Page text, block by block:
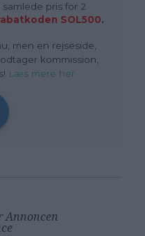
pris for 2
SOL500.
men en rejseside,
kommission,
! Læs mere her
Annoncen